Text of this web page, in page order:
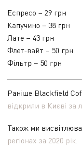
Еспресо – 29 грн
Капучино – 38 грн
Лате – 43 грн
Флет-вайт – 50 грн
Фільтр – 50 грн
Раніше Blackfield
відкрили в Києві за
Також ми
регіонах за 2020 рік